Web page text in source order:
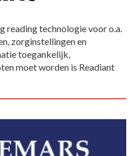
reading technologie voor o.a.
zorginstellingen en
toegankelijk,
moet worden is Readiant